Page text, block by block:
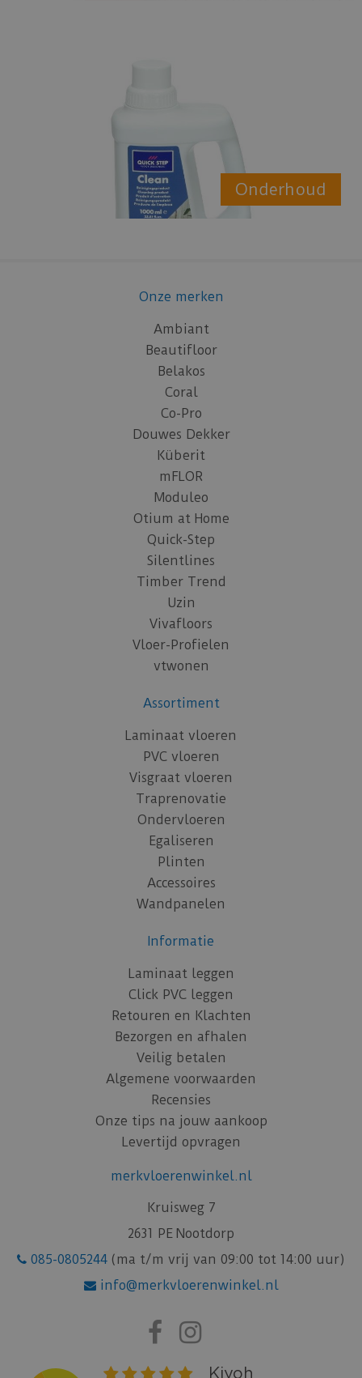
Onderhoud
Onze merken
Ambiant
Beautifloor
Belakos
Coral
Co-Pro
Douwes Dekker
Küberit
mFLOR
Moduleo
Otium at Home
Quick-Step
Silentlines
Timber Trend
Uzin
Vivafloors
Vloer-Profielen
vtwonen
Assortiment
Laminaat vloeren
PVC vloeren
Visgraat vloeren
Traprenovatie
Ondervloeren
Egaliseren
Plinten
Accessoires
Wandpanelen
Informatie
Laminaat leggen
Click PVC leggen
Retouren en Klachten
Bezorgen en afhalen
Veilig betalen
Algemene voorwaarden
Recensies
Onze tips na jouw aankoop
Levertijd opvragen
merkvloerenwinkel.nl
Kruisweg 7
2631 PE Nootdorp
085-0805244 (ma t/m vrij van 09:00 tot 14:00 uur)
info@merkvloerenwinkel.nl